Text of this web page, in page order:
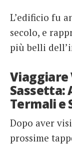
L’edificio fu
secolo, e
più belli
Viaggiare
Sassetta:
Termali e
Dopo aver
prossime